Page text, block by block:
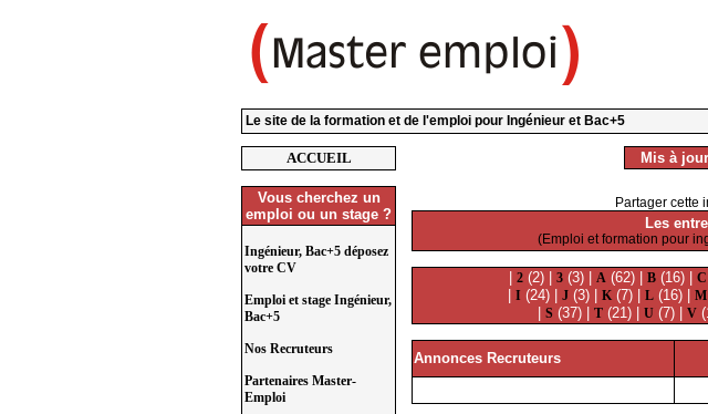
Le site de la formation et de l'emploi pour Ingénieur et Bac+5
ACCUEIL
Vous cherchez un
emploi ou un stage ?
Ingénieur, Bac+5 déposez
votre CV
Emploi et stage Ingénieur,
Bac+5
Nos Recruteurs
Partenaires Master-
Emploi
Mis à
Partager cette
Les
(Emploi et formation pour
2(2) | 3(3) | A(62) | B(16) | C
I (24) | J (3) | K (7) | L (16) | M
S (37) | T(21) | U(7) | V
Annonces Recruteurs